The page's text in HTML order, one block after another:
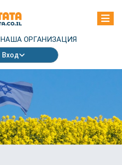
НАША ОРГАНИЗАЦИЯ
Вход